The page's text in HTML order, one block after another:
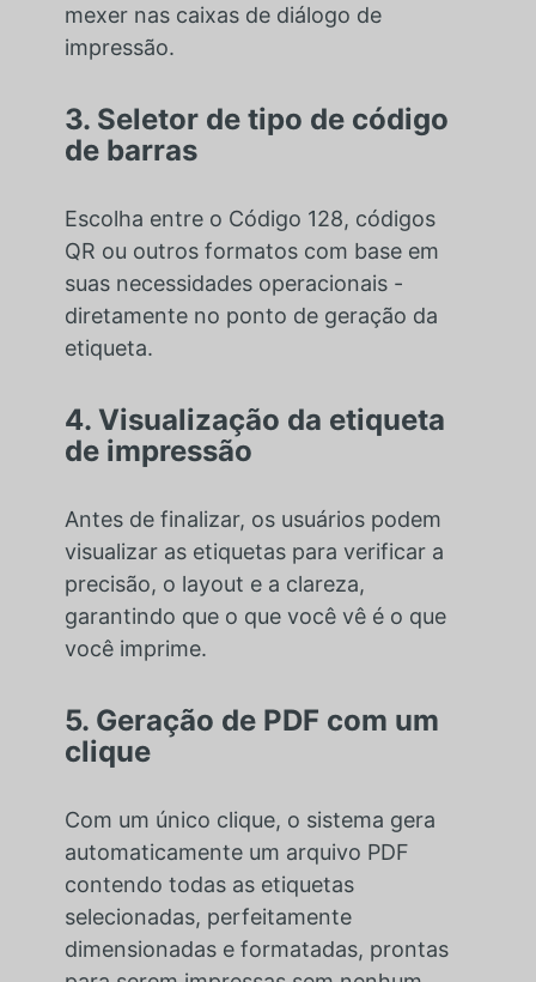
mexer nas caixas de diálogo de
impressão.
3. Seletor de tipo de código
de barras
Escolha entre o Código 128, códigos
QR ou outros formatos com base em
suas necessidades operacionais -
diretamente no ponto de geração da
etiqueta.
4. Visualização da etiqueta
de impressão
Antes de finalizar, os usuários podem
visualizar as etiquetas para verificar a
precisão, o layout e a clareza,
garantindo que o que você vê é o que
você imprime.
5. Geração de PDF com um
clique
Com um único clique, o sistema gera
automaticamente um arquivo PDF
contendo todas as etiquetas
selecionadas, perfeitamente
dimensionadas e formatadas, prontas